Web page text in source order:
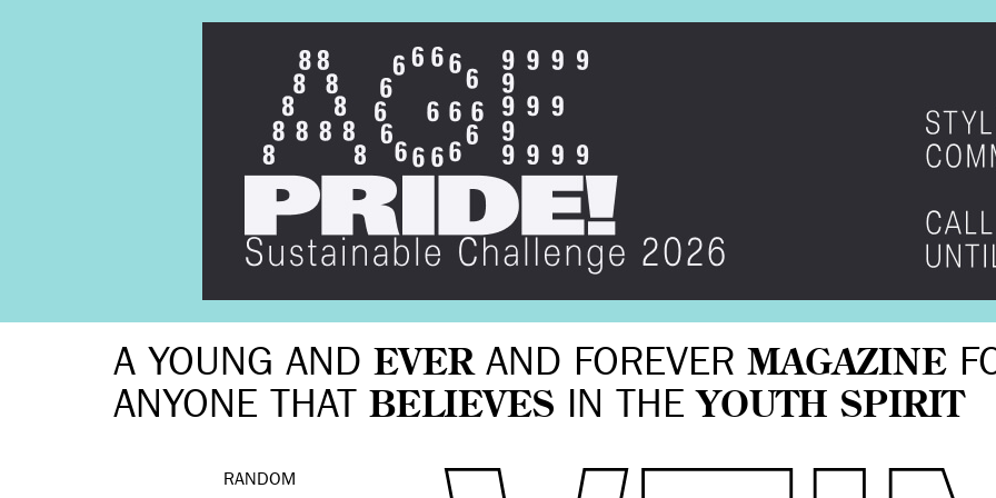
A YOUNG AND EVERAND FOREVER MAGAZINE
ANYONE THAT BELIEVES IN THE YOUTH SPIRIT
RANDOM